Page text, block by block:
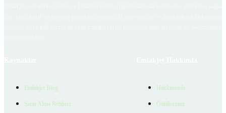
Emlakjet Blog
Satın Alma Rehberi
Hakkımızda
Ödüllerimiz